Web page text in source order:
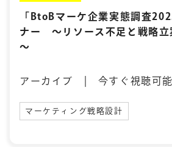
「BtoBマーケ企業実態調査
ナー ～リソース不足と戦略立
～
アーカイブ | 今すぐ視聴可能
マーケティング戦略設計